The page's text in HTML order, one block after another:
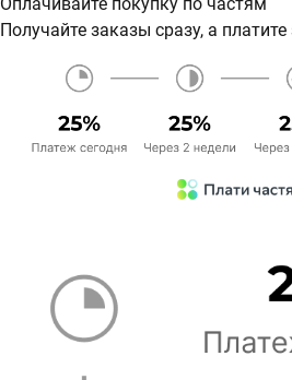
Получайте заказы сразу, а